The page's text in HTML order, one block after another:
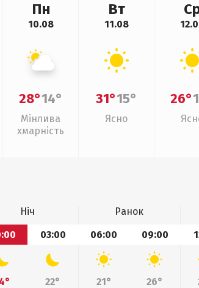
Пн
10.08
28°14°
Мінлива
хмарність
Вт
11.08
31°15°
Ясно
26°
Ніч Ранок
03:00 06:00 09:00
22° 21° 26°